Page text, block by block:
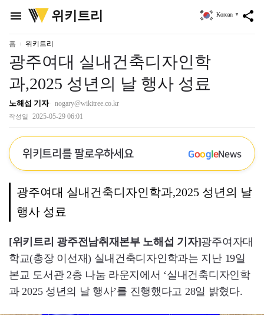
menu
위
키
리
위키트리 share
Korean ▼
홈 위키트리
광주여대 실내건축디자인학
과,2025 성년의 날 행사 성료
노해섭 기자 nogary@wikitree.co.kr
작성일 2025-05-29 06:01
위키트리를 팔로우하세요 GoogleNews
광주여대 실내건축디자인학과,2025 성년의 날
행사 성료
[위키트리 광주전남취재본부 노해섭 기자]광주여자대
학교(총장 이선재) 실내건축디자인학과는 지난 19일
본교 도서관 2층 나눔 라운지에서 ‘실내건축디자인학
과 2025 성년의 날 행사’를 진행했다고 28일 밝혔다.